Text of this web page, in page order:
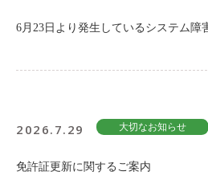
6月23日より発生しているシステム障
2026.7.29 大切なお知らせ
免許証更新に関するご案内